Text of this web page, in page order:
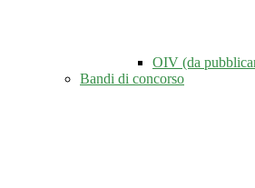
OIV (da
Bandi di concorso